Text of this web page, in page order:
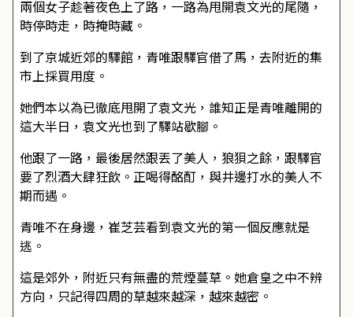
兩個女子趁著夜色上了路，一路為甩開袁文光的尾隨，
時停時走，時掩時藏。
到了京城近郊的驛館，青唯跟驛官借了馬，去附近的集
市上採買用度。
她們本以為已徹底甩開了袁文光，誰知正是青唯離開的
這大半日，袁文光也到了驛站歇腳。
他跟了一路，最後居然跟丟了美人，狼狽之餘，跟驛官
要了烈酒大肆狂飲。正喝得酩酊，與井邊打水的美人不
期而遇。
青唯不在身邊，崔芝芸看到袁文光的第一個反應就是
逃。
這是郊外，附近只有無盡的荒煙蔓草。她倉皇之中不辨
方向，只記得四周的草越來越深，越來越密。